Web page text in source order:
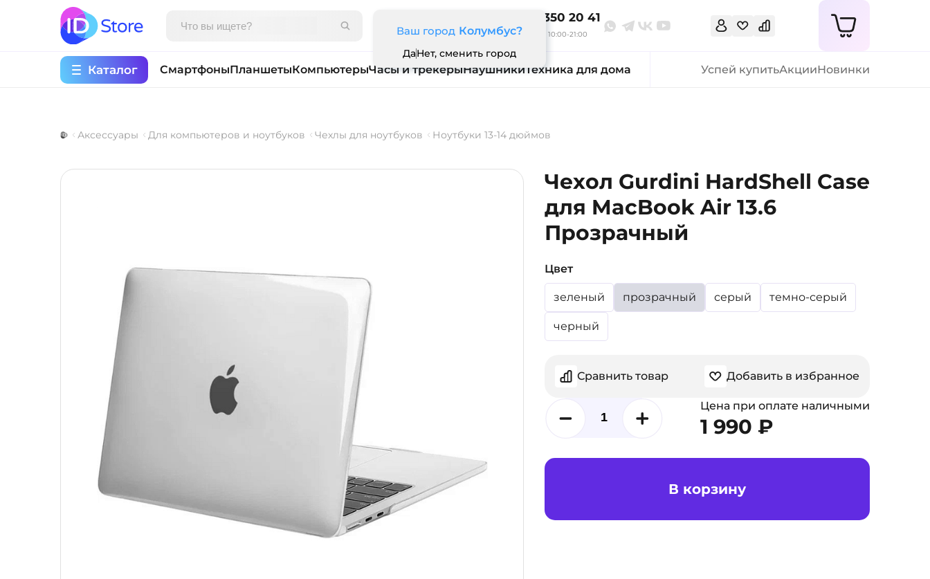
Ваш город Колумбус?
ДаНет, сменить город
8 800 350 20 41
Ежедневно 10:00-21:00
Каталог СмартфоныПланшетыКомпьютерыЧасы и трекерыНаушникиТехника для дома Успей купитьАкцииНовинки
Аксессуары Для компьютеров и ноутбуков Чехлы для ноутбуков Ноутбуки 13-14 дюймов
Чехол Gurdini HardShell Case
для MacBook Air 13.6
Прозрачный
Цвет
зеленый прозрачный серый темно-серый
черный
Сравнить товар Добавить в избранное
Цена при оплате наличными
1 990 ₽
В корзину